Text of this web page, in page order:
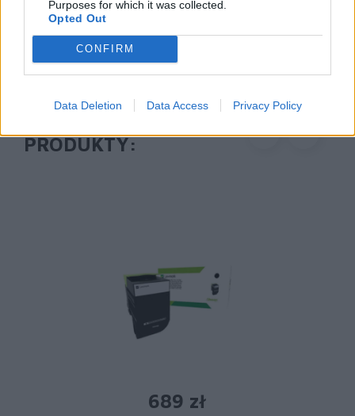
Purposes for which it was collected.
Opted Out
CONFIRM
Data Deletion Data Access Privacy Policy
https://support.lexmark.com/pl_pl.html
PRODUKTY:
689 zł